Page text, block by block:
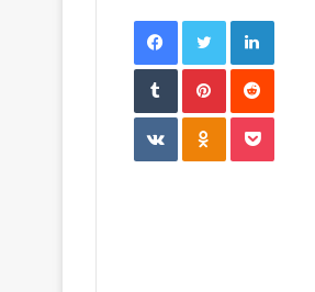
Facebook Twitter LinkedIn
Tumblr Pinterest Reddit
VKontakte Odnoklassniki Pocket